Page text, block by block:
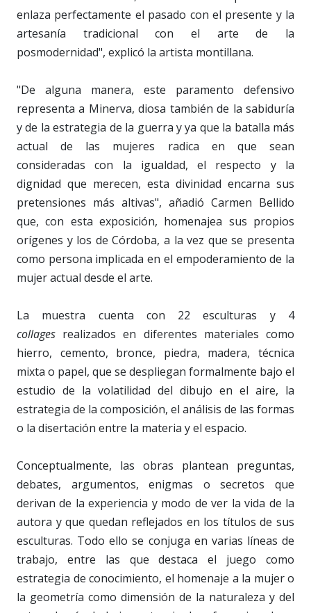
enlaza perfectamente el pasado con el presente y la
artesanía tradicional con el arte de la
posmodernidad", explicó la artista montillana.
"De alguna manera, este paramento defensivo
representa a Minerva, diosa también de la sabiduría
y de la estrategia de la guerra y ya que la batalla más
actual de las mujeres radica en que sean
consideradas con la igualdad, el respecto y la
dignidad que merecen, esta divinidad encarna sus
pretensiones más altivas", añadió Carmen Bellido
que, con esta exposición, homenajea sus propios
orígenes y los de Córdoba, a la vez que se presenta
como persona implicada en el empoderamiento de la
mujer actual desde el arte.
La muestra cuenta con 22 esculturas y 4
collages realizados en diferentes materiales como
hierro, cemento, bronce, piedra, madera, técnica
mixta o papel, que se despliegan formalmente bajo el
estudio de la volatilidad del dibujo en el aire, la
estrategia de la composición, el análisis de las formas
o la disertación entre la materia y el espacio.
Conceptualmente, las obras plantean preguntas,
debates, argumentos, enigmas o secretos que
derivan de la experiencia y modo de ver la vida de la
autora y que quedan reflejados en los títulos de sus
esculturas. Todo ello se conjuga en varias líneas de
trabajo, entre las que destaca el juego como
estrategia de conocimiento, el homenaje a la mujer o
la geometría como dimensión de la naturaleza y del